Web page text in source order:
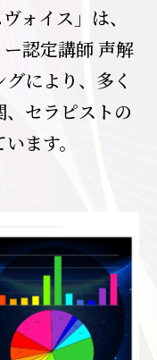
ォイス」は、
認定講師 声解
により、多く
セラピストの
ます。